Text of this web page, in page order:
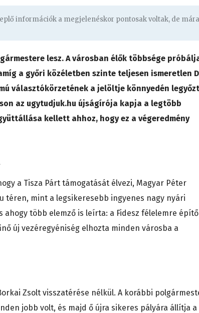
információk a megjelenéskor pontosak voltak, de mára
lesz. A városban élők többsége
a győri közéletben szinte teljesen ismeretlen
választókörzetének a jelöltje könnyedén
az ugytudjuk.hu újságírója kapja a legtöbb
kellett ahhoz, hogy ez a végeredmény
a Tisza Párt támogatását élvezi, Magyar Péter
téren, mint a legsikeresebb ingyenes nagy nyári
több elemző is leírta: a Fidesz félelemre építő
új vezéregyéniség elhozta minden városba a
Zsolt visszatérése nélkül. A korábbi
jobb volt, és majd ő újra sikeres pályára állítja a